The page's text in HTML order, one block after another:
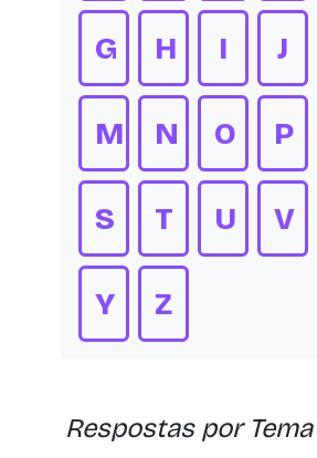
G H I J
M N O P
S T U V
Y Z
Respostas por Tema